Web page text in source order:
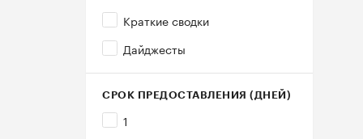
Краткие сводки
Дайджесты
СРОК ПРЕДОСТАВЛЕНИЯ (ДНЕЙ)
1